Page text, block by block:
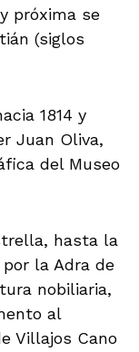
próxima se
(siglos
1814 y
Juan Oliva,
del Museo
hasta la
la Adra de
nobiliaria,
al
Villajos Cano